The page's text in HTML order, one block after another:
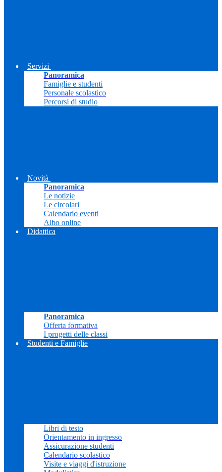
Servizi
Panoramica
Famiglie e studenti
Personale scolastico
Percorsi di studio
Novità
Panoramica
Le notizie
Le circolari
Calendario eventi
Albo online
Didattica
Panoramica
Offerta formativa
I progetti delle classi
Studenti e Famiglie
Libri di testo
Orientamento in ingresso
Assicurazione studenti
Calendario scolastico
Visite e viaggi d'istruzione